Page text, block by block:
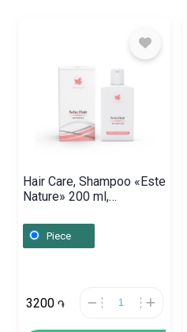
Hair Care, Shampoo «Este
Nature» 200 ml,
Piece
3200 ֏